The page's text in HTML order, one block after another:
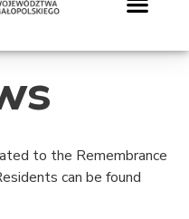
to the Remembrance
can be found